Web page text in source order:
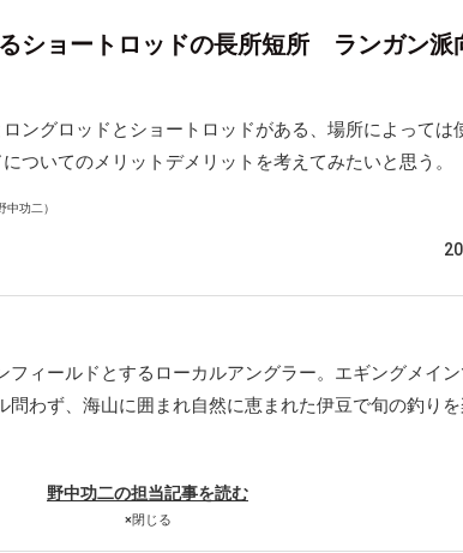
ショートロッドの長所短所 ランガン派
ングロッドとショートロッドがある、場所によっては
ついてのメリットデメリットを考えてみたいと思う。
中功二）
フィールドとするローカルアングラー。エギングメイ
問わず、海山に囲まれ自然に恵まれた伊豆で旬の釣り
野中功二の担当記事を読む
×閉じる